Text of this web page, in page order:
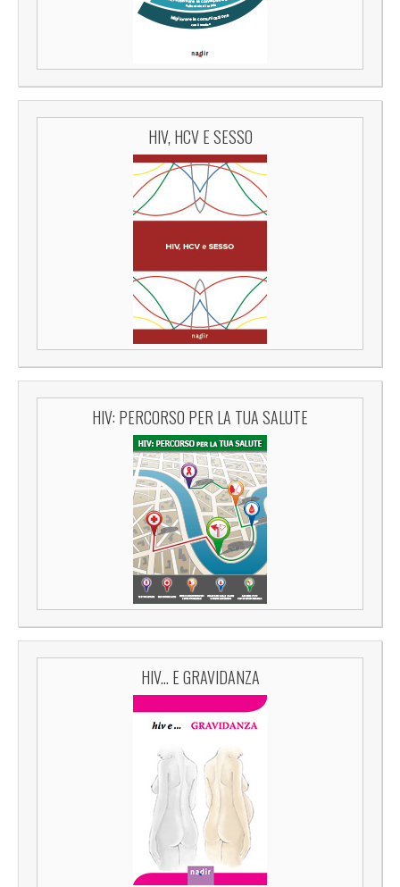
HIV, HCV E SESSO
HIV: PERCORSO PER LA TUA SALUTE
HIV... E GRAVIDANZA